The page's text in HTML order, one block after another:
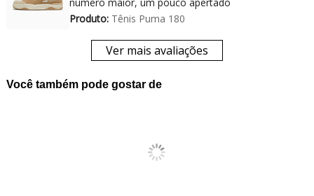
Produto:Tênis Puma 180
Ver mais avaliações
Você também pode gostar de